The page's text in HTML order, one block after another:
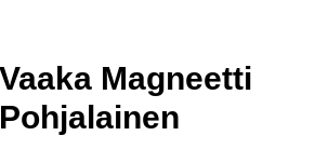
Vaaka Magneetti
Pohjalainen